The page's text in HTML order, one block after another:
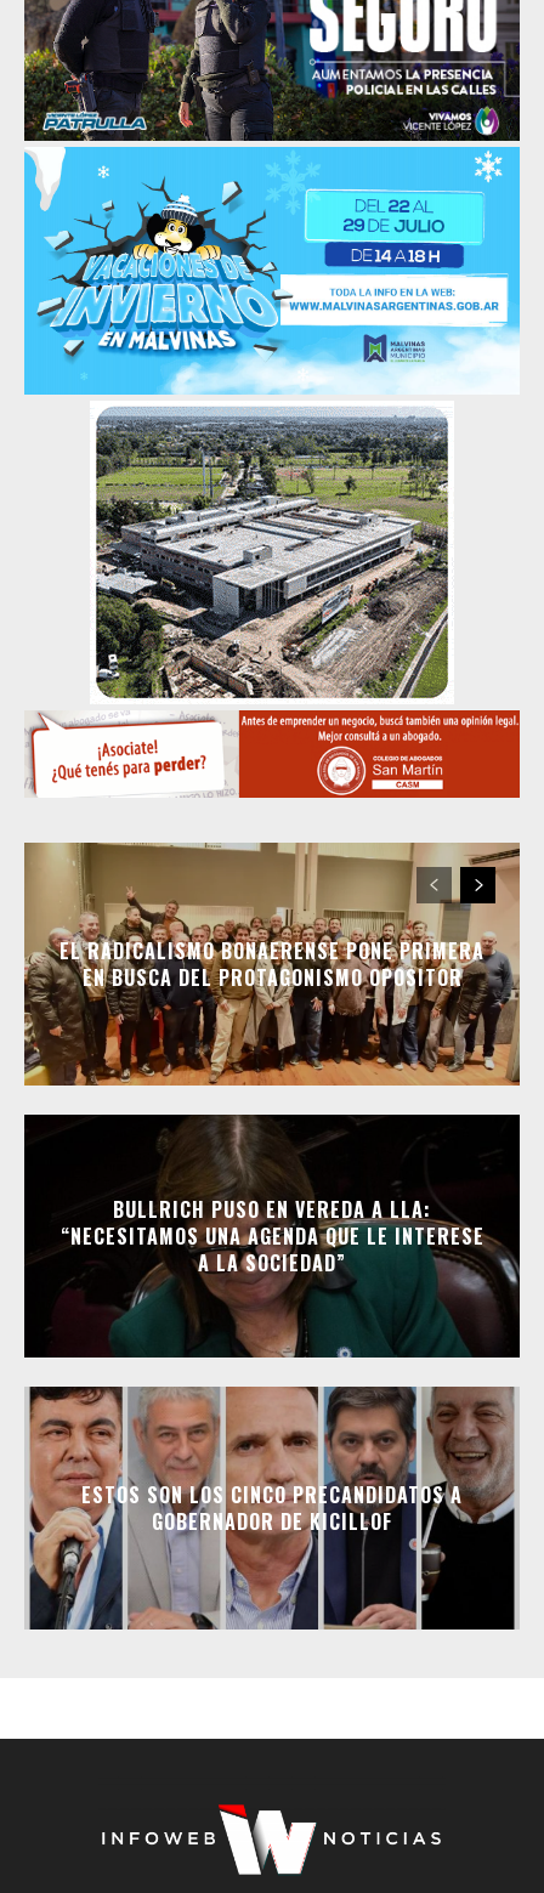
EL RADICALISMO BONAERENSE PONE PRIMERA
EN BUSCA DEL PROTAGONISMO OPOSITOR
BULLRICH PUSO EN VEREDA A LLA:
“NECESITAMOS UNA AGENDA QUE LE INTERESE
A LA SOCIEDAD”
ESTOS SON LOS CINCO PRECANDIDATOS A
GOBERNADOR DE KICILLOF